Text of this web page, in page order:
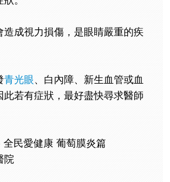
成視力損傷，是眼睛嚴重的疾
青光眼、白內障、新生血管或血
若有症狀，最好盡快尋求醫師
民愛健康 葡萄膜炎篇
院